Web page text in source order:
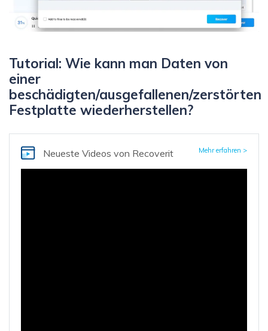
Tutorial: Wie kann man Daten von
einer
beschädigten/ausgefallenen/zerstörten
Festplatte wiederherstellen?
Neueste Videos von Recoverit Mehr erfahren >